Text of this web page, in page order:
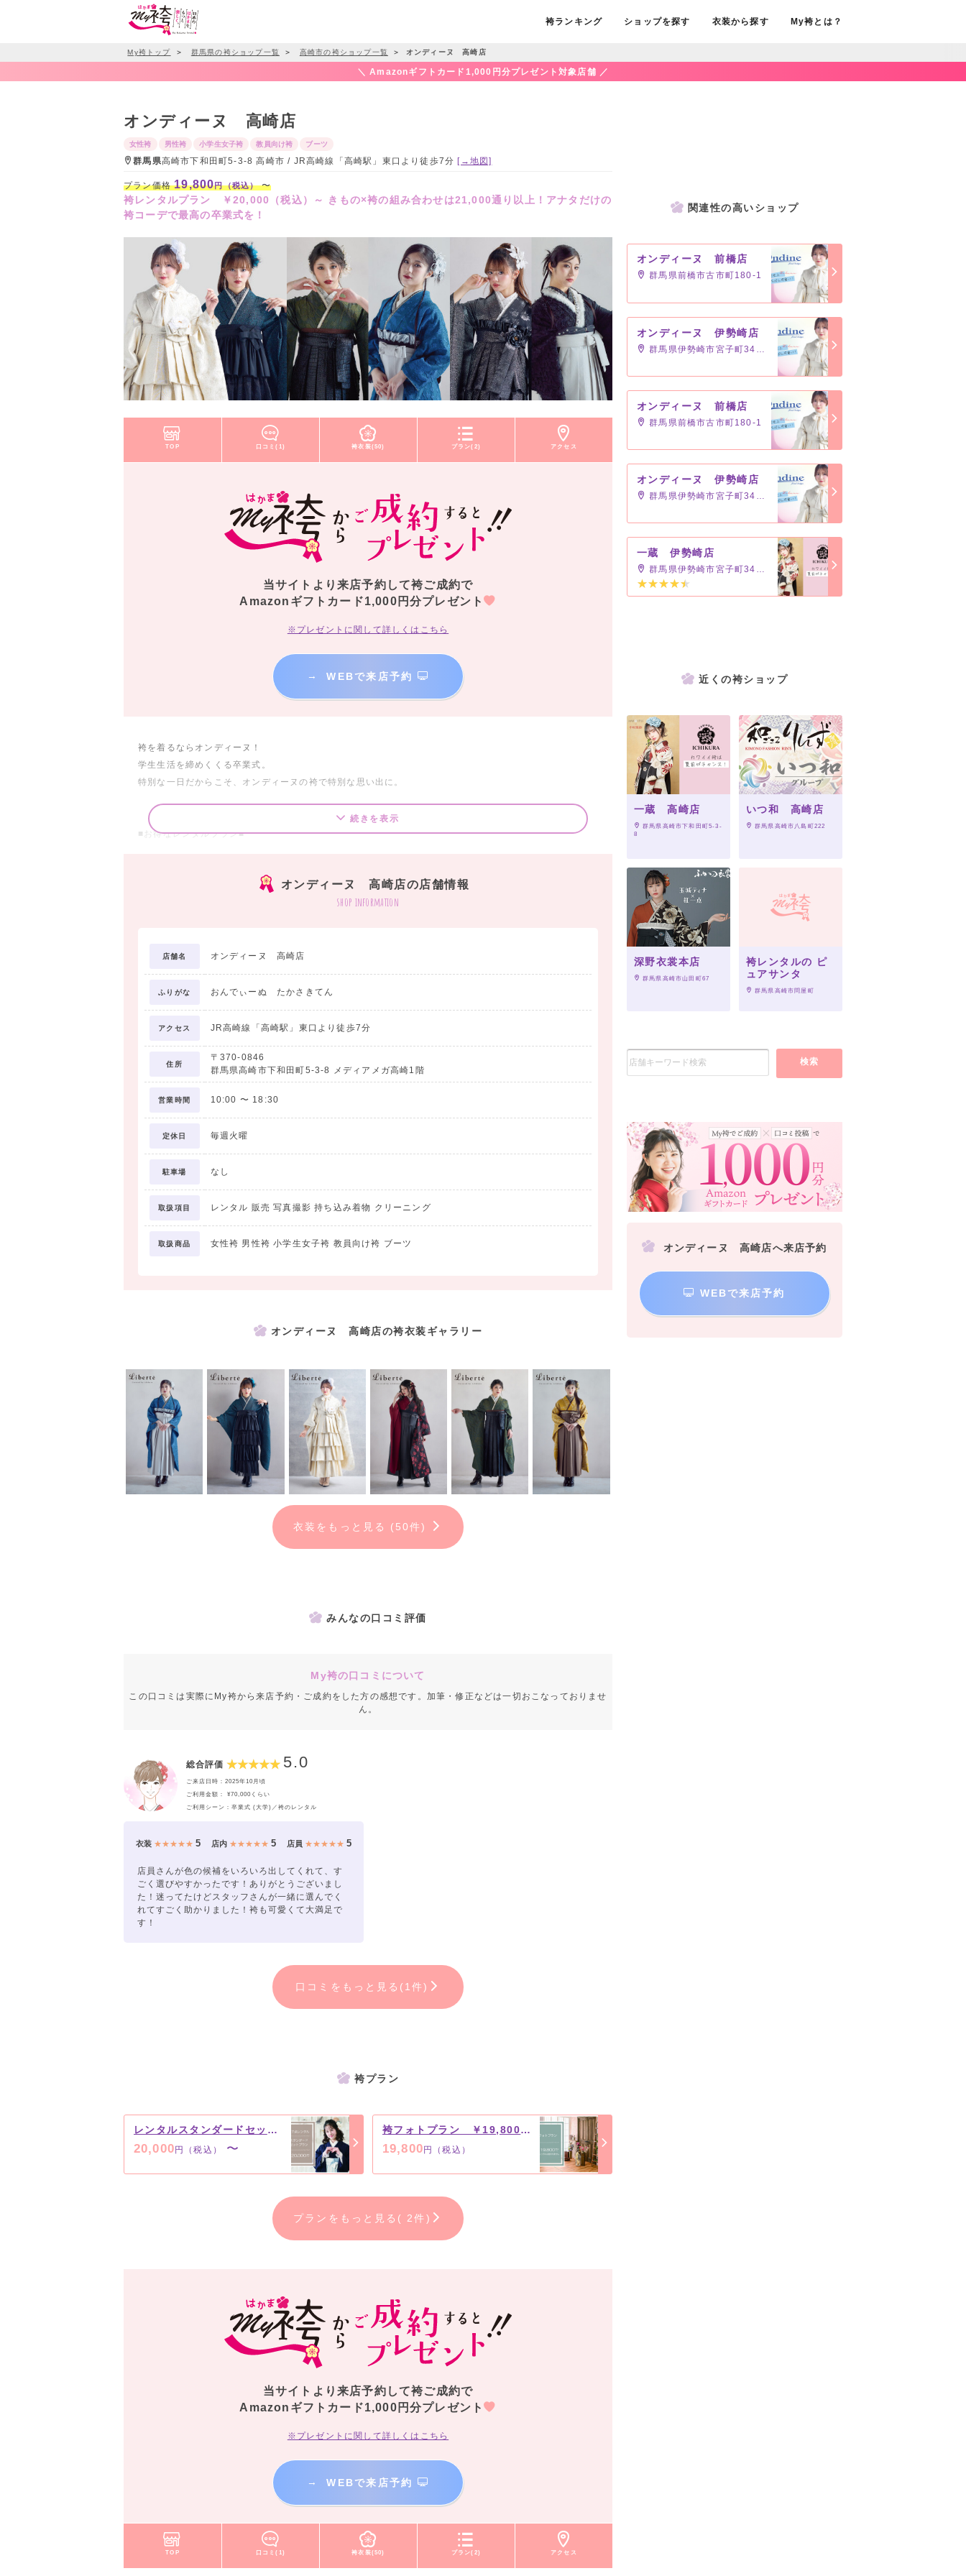
袴ランキング ショップを探す 衣装から探す My袴とは？
My袴トップ ＞ 群馬県の袴ショップ一覧 ＞ 高崎市の袴ショップ一覧 ＞ オンディーヌ 高崎店
＼ Amazonギフトカード1,000円分プレゼント対象店舗 ／
オンディーヌ 高崎店
女性袴 男性袴 小学生女子袴 教員向け袴 ブーツ
群馬県高崎市下和田町5-3-8 高崎市 / JR高崎線「高崎駅」東口より徒歩7分 [→地図]
プラン価格19,800円（税込）〜
袴レンタルプラン ￥20,000（税込）～ きもの×袴の組み合わせは21,000通り以上！アナタだけの
袴コーデで最高の卒業式を！
TOP 口コミ(1) 袴衣装(50) プラン(2) アクセス
当サイトより来店予約して袴ご成約で
Amazonギフトカード1,000円分プレゼント
※プレゼントに関して詳しくはこちら
→ WEBで来店予約
袴を着るならオンディーヌ！
学生生活を締めくくる卒業式。
特別な一日だからこそ、オンディーヌの袴で特別な思い出に。
■お得なレンタルプラン■
袴のご着用に必要なものが、まるっと揃ったセットです。
3. 長襦袢
4. 袴下
6. 巾着
・前撮りヘアセット
・全身カットデータ
全身カットはデータでのお渡しとなるため、
データだけではなくアルバムも残しておきたい方には
アルバム台紙をご用意しております。ご希望の方は店舗にてお声がけください。
※アルバム作成には別途料金が発生します。
続きを表示
オンディーヌ 高崎店の店舗情報
shop information
店舗名 オンディーヌ 高崎店
ふりがな おんでぃーぬ たかさきてん
アクセス JR高崎線「高崎駅」東口より徒歩7分
住所
〒370-0846
群馬県高崎市下和田町5-3-8 メディアメガ高崎1階
営業時間 10:00 〜 18:30
定休日 毎週火曜
駐車場 なし
取扱項目 レンタル 販売 写真撮影 持ち込み着物 クリーニング
取扱商品 女性袴 男性袴 小学生女子袴 教員向け袴 ブーツ
オンディーヌ 高崎店の袴衣装ギャラリー
衣装をもっと見る (50件)
みんなの口コミ評価
My袴の口コミについて
この口コミは実際にMy袴から来店予約・ご成約をした方の感想です。加筆・修正などは一切おこなっておりませ
ん。
総合評価 5.0
ご来店日時：2025年10月頃
ご利用金額： ¥70,000くらい
ご利用シーン：卒業式 (大学)／袴のレンタル
衣装 ★★★★★5 店内 ★★★★★ 5 店員 ★★★★★ 5
店員さんが色の候補をいろいろ出してくれて、す
ごく選びやすかったです！ありがとうございまし
た！迷ってたけどスタッフさんが一緒に選んでく
れてすごく助かりました！袴も可愛くて大満足で
す！
口コミをもっと見る(1件)
袴プラン
レンタルスタンダードセットプラン ￥20,000（税込）～
20,000 円（税込） 〜
袴フォトプラン ￥19,800（税込）
19,800 円（税込）
プランをもっと見る( 2件)
当サイトより来店予約して袴ご成約で
Amazonギフトカード1,000円分プレゼント
※プレゼントに関して詳しくはこちら
→ WEBで来店予約
TOP 口コミ(1) 袴衣装(50) プラン(2) アクセス
関連性の高いショップ
オンディーヌ 前橋店
群馬県前橋市古市町180-1
オンディーヌ 伊勢崎店
群馬県伊勢崎市宮子町3416-9
オンディーヌ 前橋店
群馬県前橋市古市町180-1
オンディーヌ 伊勢崎店
群馬県伊勢崎市宮子町3416-9
一蔵 伊勢崎店
群馬県伊勢崎市宮子町3416-9
近くの袴ショップ
一蔵 高崎店
群馬県高崎市下和田町5-3-
8
いつ和 高崎店
群馬県高崎市八島町222
深野衣裳本店
群馬県高崎市山田町67
袴レンタルの ピ
ュアサンタ
群馬県高崎市問屋町
検索
オンディーヌ 高崎店へ来店予約
WEBで来店予約